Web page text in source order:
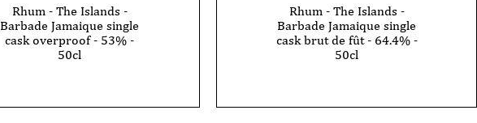
Rhum - The Islands -
Barbade Jamaique single
cask overproof - 53% -
50cl
Rhum - The Islands -
Barbade Jamaique single
cask brut de fût - 64.4% -
50cl